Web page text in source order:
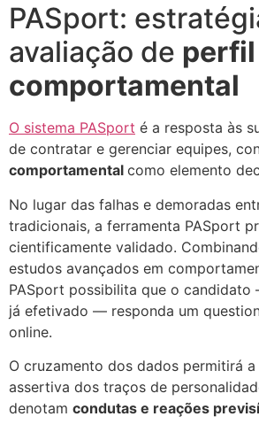
PASport:
avaliação de perfil
comportamental
O sistema PASport é a resposta às
de contratar e gerenciar equipes,
comportamental como elemento
No lugar das falhas e demoradas
tradicionais, a ferramenta PASport
cientificamente validado.
estudos avançados em
PASport possibilita que o
já efetivado — responda um
online.
O cruzamento dos dados permitirá a
assertiva dos traços de
denotam condutas e reações